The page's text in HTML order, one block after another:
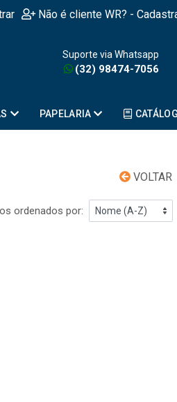
Não é cliente WR? -
Suporte via Whatsapp
(32) 98474-7056
PAPELARIA
VOLTAR
ordenados por: